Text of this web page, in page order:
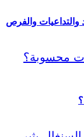
والتداعيات والفرص